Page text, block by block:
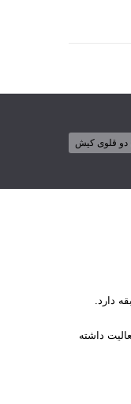
دو قلوی کیش
داشته